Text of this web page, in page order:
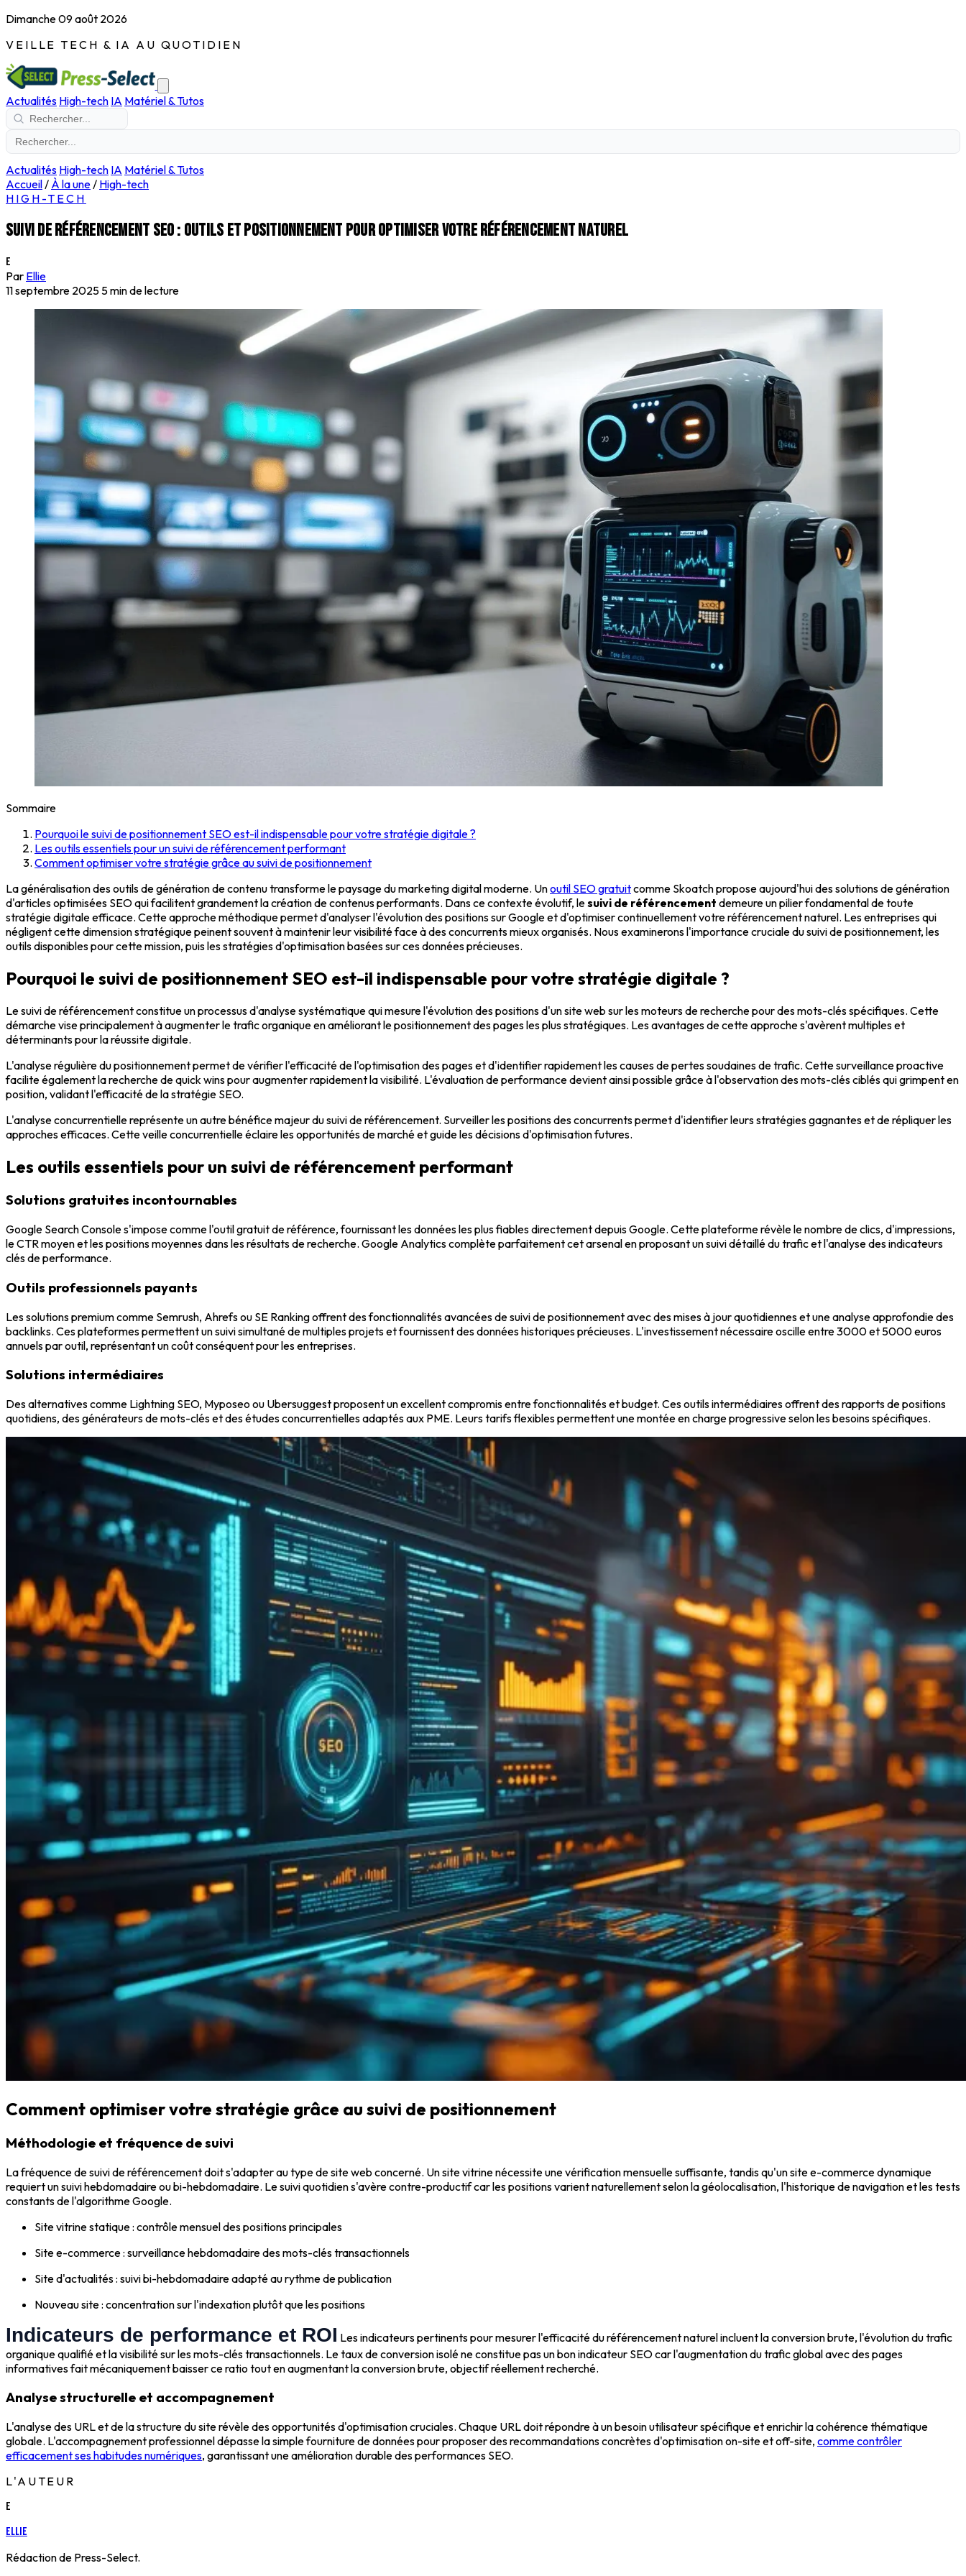
Dimanche 09 août 2026
VEILLE TECH & IA AU QUOTIDIEN
Actualités High-tech IA Matériel & Tutos
Actualités High-tech IA Matériel & Tutos
Accueil/ À la une/ High-tech
HIGH-TECH
Suivi de référencement SEO : outils et positionnement pour optimiser votre référencement naturel
E
Par Ellie
11 septembre 2025 5 min de lecture
Sommaire
Pourquoi le suivi de positionnement SEO est-il indispensable pour votre stratégie digitale ?
Les outils essentiels pour un suivi de référencement performant
Comment optimiser votre stratégie grâce au suivi de positionnement
La généralisation des outils de génération de contenu transforme le paysage du marketing digital moderne. Unoutil SEO gratuitcomme Skoatch propose aujourd'hui des solutions de génération
d'articles optimisées SEO qui facilitent grandement la création de contenus performants. Dans ce contexte évolutif, lesuivi de référencement demeure un pilier fondamental de toute
stratégie digitale efficace. Cette approche méthodique permet d'analyser l'évolution des positions sur Google et d'optimiser continuellement votre référencement naturel. Les entreprises qui
négligent cette dimension stratégique peinent souvent à maintenir leur visibilité face à des concurrents mieux organisés. Nous examinerons l'importance cruciale du suivi de positionnement, les
outils disponibles pour cette mission, puis les stratégies d'optimisation basées sur ces données précieuses.
Pourquoi le suivi de positionnement SEO est-il indispensable pour votre stratégie digitale ?
Le suivi de référencement constitue un processus d'analyse systématique qui mesure l'évolution des positions d'un site web sur les moteurs de recherche pour des mots-clés spécifiques. Cette
démarche vise principalement à augmenter le trafic organique en améliorant le positionnement des pages les plus stratégiques. Les avantages de cette approche s'avèrent multiples et
déterminants pour la réussite digitale.
L'analyse régulière du positionnement permet de vérifier l'efficacité de l'optimisation des pages et d'identifier rapidement les causes de pertes soudaines de trafic. Cette surveillance proactive
facilite également la recherche de quick wins pour augmenter rapidement la visibilité. L'évaluation de performance devient ainsi possible grâce à l'observation des mots-clés ciblés qui grimpent en
position, validant l'efficacité de la stratégie SEO.
L'analyse concurrentielle représente un autre bénéfice majeur du suivi de référencement. Surveiller les positions des concurrents permet d'identifier leurs stratégies gagnantes et de répliquer les
approches efficaces. Cette veille concurrentielle éclaire les opportunités de marché et guide les décisions d'optimisation futures.
Les outils essentiels pour un suivi de référencement performant
Solutions gratuites incontournables
Google Search Console s'impose comme l'outil gratuit de référence, fournissant les données les plus fiables directement depuis Google. Cette plateforme révèle le nombre de clics, d'impressions,
le CTR moyen et les positions moyennes dans les résultats de recherche. Google Analytics complète parfaitement cet arsenal en proposant un suivi détaillé du trafic et l'analyse des indicateurs
clés de performance.
Outils professionnels payants
Les solutions premium comme Semrush, Ahrefs ou SE Ranking offrent des fonctionnalités avancées de suivi de positionnement avec des mises à jour quotidiennes et une analyse approfondie des
backlinks. Ces plateformes permettent un suivi simultané de multiples projets et fournissent des données historiques précieuses. L'investissement nécessaire oscille entre 3000 et 5000 euros
annuels par outil, représentant un coût conséquent pour les entreprises.
Solutions intermédiaires
Des alternatives comme Lightning SEO, Myposeo ou Ubersuggest proposent un excellent compromis entre fonctionnalités et budget. Ces outils intermédiaires offrent des rapports de positions
quotidiens, des générateurs de mots-clés et des études concurrentielles adaptés aux PME. Leurs tarifs flexibles permettent une montée en charge progressive selon les besoins spécifiques.
Comment optimiser votre stratégie grâce au suivi de positionnement
Méthodologie et fréquence de suivi
La fréquence de suivi de référencement doit s'adapter au type de site web concerné. Un site vitrine nécessite une vérification mensuelle suffisante, tandis qu'un site e-commerce dynamique
requiert un suivi hebdomadaire ou bi-hebdomadaire. Le suivi quotidien s'avère contre-productif car les positions varient naturellement selon la géolocalisation, l'historique de navigation et les tests
constants de l'algorithme Google.
Site vitrine statique : contrôle mensuel des positions principales
Site e-commerce : surveillance hebdomadaire des mots-clés transactionnels
Site d'actualités : suivi bi-hebdomadaire adapté au rythme de publication
Nouveau site : concentration sur l'indexation plutôt que les positions
Indicateurs de performance et ROI Les indicateurs pertinents pour mesurer l'efficacité du référencement naturel incluent la conversion brute, l'évolution du trafic
organique qualifié et la visibilité sur les mots-clés transactionnels. Le taux de conversion isolé ne constitue pas un bon indicateur SEO car l'augmentation du trafic global avec des pages
informatives fait mécaniquement baisser ce ratio tout en augmentant la conversion brute, objectif réellement recherché.
Analyse structurelle et accompagnement
L'analyse des URL et de la structure du site révèle des opportunités d'optimisation cruciales. Chaque URL doit répondre à un besoin utilisateur spécifique et enrichir la cohérence thématique
globale. L'accompagnement professionnel dépasse la simple fourniture de données pour proposer des recommandations concrètes d'optimisation on-site et off-site, comme contrôler
efficacement ses habitudes numériques, garantissant une amélioration durable des performances SEO.
L'AUTEUR
E
Ellie
Rédaction de Press-Select.